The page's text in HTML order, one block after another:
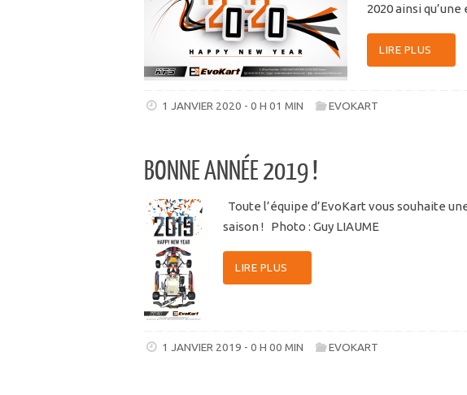
2020 ainsi
LIRE PLUS
1 JANVIER 2020 - 0 H 01 MIN EVOKART
BONNE ANNÉE 2019 !
Toute l’équipe d’EvoKart vous souhaite
saison ! Photo : Guy LIAUME
LIRE PLUS
1 JANVIER 2019 - 0 H 00 MIN EVOKART